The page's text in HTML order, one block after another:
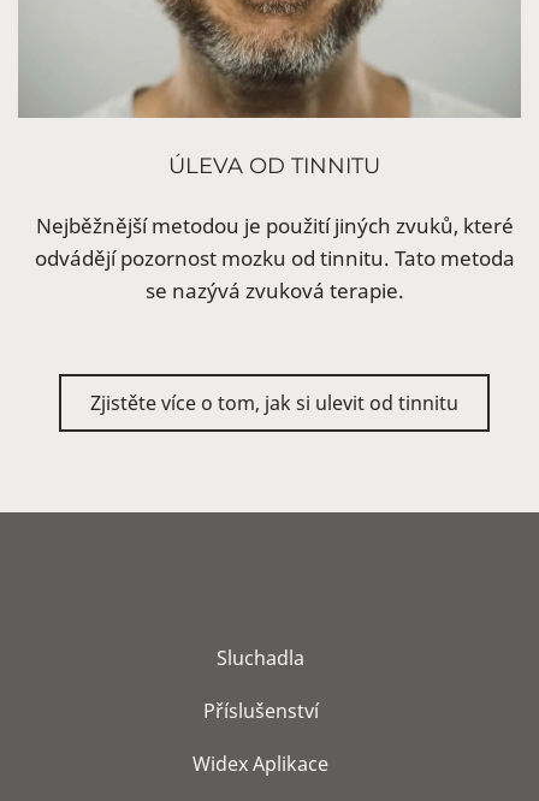
ÚLEVA OD TINNITU
Nejběžnější metodou je použití jiných zvuků, které
odvádějí pozornost mozku od tinnitu. Tato metoda
se nazývá zvuková terapie.
Zjistěte více o tom, jak si ulevit od tinnitu
Sluchadla
Příslušenství
Widex Aplikace